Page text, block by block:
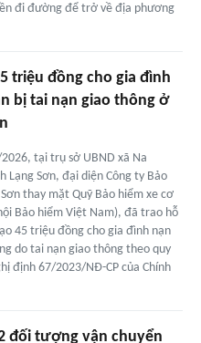
đi đường để trở về địa phương
triệu đồng cho gia đình
bị tai nạn giao thông ở
tại trụ sở UBND xã Na
Lạng Sơn, đại diện Công ty Bảo
thay mặt Quỹ Bảo hiểm xe cơ
Bảo hiểm Việt Nam), đã trao hỗ
45 triệu đồng cho gia đình nạn
do tai nạn giao thông theo quy
định 67/2023/NĐ-CP của Chính
đối tượng vận chuyển